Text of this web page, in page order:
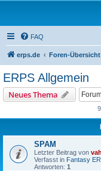
FAQ
erps.de Foren-Übersicht
ERPS Allgemein
Neues Thema
SPAM
Letzter Beitrag von
Verfasst in Fantasy
Antworten: 1